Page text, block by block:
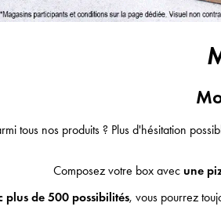
tous nos produits ? Plus d'hésitation
Composez votre box avec une
plus de 500 possibilités, vous pourrez